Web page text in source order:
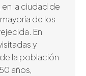
la ciudad de
de los
En
y
la población
años,